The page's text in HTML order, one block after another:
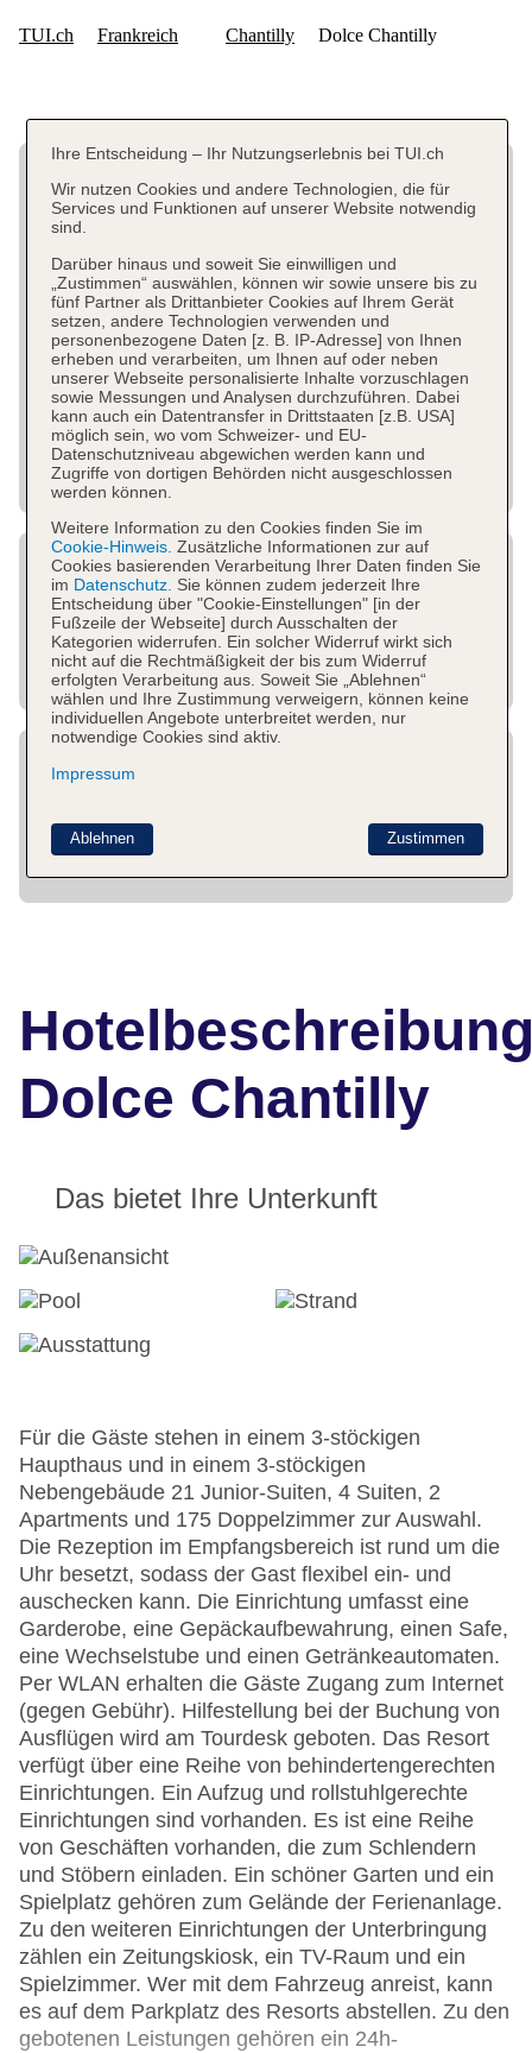
Dolce Chantilly
Das bietet Ihre Unterkunft
Für die Gäste stehen in einem 3-stöckigen
Haupthaus und in einem 3-stöckigen
Nebengebäude 21 Junior-Suiten, 4 Suiten, 2
Apartments und 175 Doppelzimmer zur Auswahl.
Die Rezeption im Empfangsbereich ist rund um die
Uhr besetzt, sodass der Gast flexibel ein- und
auschecken kann. Die Einrichtung umfasst eine
Garderobe, eine Gepäckaufbewahrung, einen Safe,
eine Wechselstube und einen Getränkeautomaten.
Per WLAN erhalten die Gäste Zugang zum Internet
(gegen Gebühr). Hilfestellung bei der Buchung von
Ausflügen wird am Tourdesk geboten. Das Resort
verfügt über eine Reihe von behindertengerechten
Einrichtungen. Ein Aufzug und rollstuhlgerechte
Einrichtungen sind vorhanden. Es ist eine Reihe
von Geschäften vorhanden, die zum Schlendern
und Stöbern einladen. Ein schöner Garten und ein
Spielplatz gehören zum Gelände der Ferienanlage.
Zu den weiteren Einrichtungen der Unterbringung
zählen ein Zeitungskiosk, ein TV-Raum und ein
Spielzimmer. Wer mit dem Fahrzeug anreist, kann
es auf dem Parkplatz des Resorts abstellen. Zu den
gebotenen Leistungen gehören ein 24h-
Ihre Entscheidung – Ihr Nutzungserlebnis bei TUI.ch
Wir nutzen Cookies und andere Technologien, die für
Services und Funktionen auf unserer Website notwendig
sind.
Darüber hinaus und soweit Sie einwilligen und
„Zustimmen“ auswählen, können wir sowie unsere bis zu
fünf Partner als Drittanbieter Cookies auf Ihrem Gerät
setzen, andere Technologien verwenden und
personenbezogene Daten [z. B. IP-Adresse] von Ihnen
erheben und verarbeiten, um Ihnen auf oder neben
unserer Webseite personalisierte Inhalte vorzuschlagen
sowie Messungen und Analysen durchzuführen. Dabei
kann auch ein Datentransfer in Drittstaaten [z.B. USA]
möglich sein, wo vom Schweizer- und EU-
Datenschutzniveau abgewichen werden kann und
Zugriffe von dortigen Behörden nicht ausgeschlossen
werden können.
Weitere Information zu den Cookies finden Sie im
Cookie-Hinweis. Zusätzliche Informationen zur auf
Cookies basierenden Verarbeitung Ihrer Daten finden Sie
im Datenschutz. Sie können zudem jederzeit Ihre
Entscheidung über "Cookie-Einstellungen" [in der
Fußzeile der Webseite] durch Ausschalten der
Kategorien widerrufen. Ein solcher Widerruf wirkt sich
nicht auf die Rechtmäßigkeit der bis zum Widerruf
erfolgten Verarbeitung aus. Soweit Sie „Ablehnen“
wählen und Ihre Zustimmung verweigern, können keine
individuellen Angebote unterbreitet werden, nur
notwendige Cookies sind aktiv.
Impressum
Zustimmen
Ablehnen